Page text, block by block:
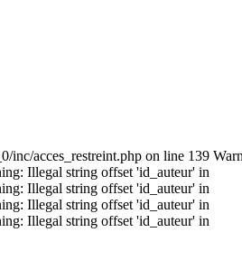
acces_restreint.php on line 139
Illegal string offset 'id_auteur' in
Illegal string offset 'id_auteur' in
Illegal string offset 'id_auteur' in
Illegal string offset 'id_auteur' in